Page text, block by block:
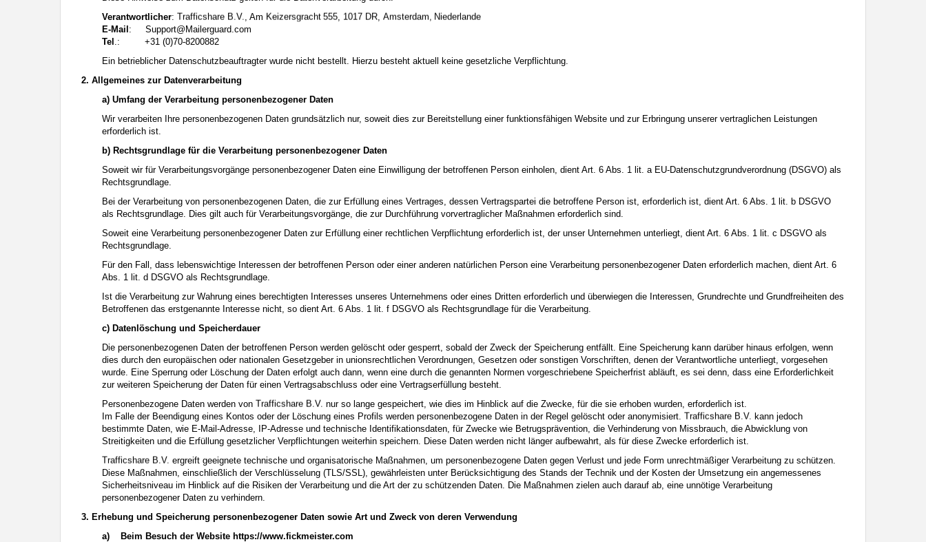
Interesse Ihres Kindes beurteilen und sich obiger Tips bedienen.
Sprechen Sie mit Ihren Kindern. Vermitteln Sie Ihren minderjährigen Kindern, dass sie Fremden, z. B. auf einer Chat-Website, nie persönliche Angaben machen sollen. Bringen Sie ihnen auch bei, dass viele
Menschen im Internet ihre wahre Identität verbergen und mit einer Kontaktaufnahme durchaus böswillige Absichten einhergehen können. Sagen Sie Ihren Kindern auch, dass sie sich nicht mit unbekannten anderen
Minderjährigen, die sie im Netz getroffen haben, verabreden sollen, ohne sich zuvor mit Ihnen beraten zu haben. Ferner empfiehlt es sich, Ihr Kind wissen zu lassen, dass es Sie unverzüglich informieren soll, wenn
eine Person im Internet Kontakt mit ihm aufnehmen will oder wenn Ihr Kind auf sexuell getönte Inhalte oder solche, die ihm Unbehagen verursachen, stößt.
Diese Website wird durch reCAPTCHA geschützt und es gelten die
Auf die Nutzung dieser Website finden die
Allgemeinen Geschäftsbedingungen
Datenschutzerklärungein. Wenn Sie sich auf der Website registrieren, willigen Sie zudem in die
Verantwortlicher: , Am ,
,
E-Mail : moc.draugreliaM@troppuS
Tel .: +31 (0)70-8200882
Ein betrieblicher Datenschutzbeauftragter wurde nicht bestellt. Hierzu besteht aktuell keine gesetzliche Verpflichtung.
2. Allgemeines zur Datenverarbeitung
a) Umfang der Verarbeitung personenbezogener Daten
Wir verarbeiten Ihre personenbezogenen Daten grundsätzlich nur, soweit dies zur Bereitstellung einer funktionsfähigen Website und zur Erbringung unserer vertraglichen Leistungen
erforderlich ist.
b) Rechtsgrundlage für die Verarbeitung personenbezogener Daten
Soweit wir für Verarbeitungsvorgänge personenbezogener Daten eine Einwilligung der betroffenen Person einholen, dient Art. 6 Abs. 1 lit. a EU-Datenschutzgrundverordnung (DSGVO) als
Rechtsgrundlage.
Bei der Verarbeitung von personenbezogenen Daten, die zur Erfüllung eines Vertrages, dessen Vertragspartei die betroffene Person ist, erforderlich ist, dient Art. 6 Abs. 1 lit. b DSGVO
als Rechtsgrundlage. Dies gilt auch für Verarbeitungsvorgänge, die zur Durchführung vorvertraglicher Maßnahmen erforderlich sind.
Soweit eine Verarbeitung personenbezogener Daten zur Erfüllung einer rechtlichen Verpflichtung erforderlich ist, der unser Unternehmen unterliegt, dient Art. 6 Abs. 1 lit. c DSGVO als
Rechtsgrundlage.
Für den Fall, dass lebenswichtige Interessen der betroffenen Person oder einer anderen natürlichen Person eine Verarbeitung personenbezogener Daten erforderlich machen, dient Art. 6
Abs. 1 lit. d DSGVO als Rechtsgrundlage.
Ist die Verarbeitung zur Wahrung eines berechtigten Interesses unseres Unternehmens oder eines Dritten erforderlich und überwiegen die Interessen, Grundrechte und Grundfreiheiten des
Betroffenen das erstgenannte Interesse nicht, so dient Art. 6 Abs. 1 lit. f DSGVO als Rechtsgrundlage für die Verarbeitung.
c) Datenlöschung und Speicherdauer
Die personenbezogenen Daten der betroffenen Person werden gelöscht oder gesperrt, sobald der Zweck der Speicherung entfällt. Eine Speicherung kann darüber hinaus erfolgen, wenn
dies durch den europäischen oder nationalen Gesetzgeber in unionsrechtlichen Verordnungen, Gesetzen oder sonstigen Vorschriften, denen der Verantwortliche unterliegt, vorgesehen
wurde. Eine Sperrung oder Löschung der Daten erfolgt auch dann, wenn eine durch die genannten Normen vorgeschriebene Speicherfrist abläuft, es sei denn, dass eine Erforderlichkeit
zur weiteren Speicherung der Daten für einen Vertragsabschluss oder eine Vertragserfüllung besteht.
Personenbezogene Daten werden von
nur so lange gespeichert, wie dies im Hinblick auf die Zwecke, für die sie erhoben wurden, erforderlich ist.
Im Falle der Beendigung eines Kontos oder der Löschung eines Profils werden personenbezogene Daten in der Regel gelöscht oder anonymisiert.
kann jedoch
bestimmte Daten, wie E-Mail-Adresse, IP-Adresse und technische Identifikationsdaten, für Zwecke wie Betrugsprävention, die Verhinderung von Missbrauch, die Abwicklung von
Streitigkeiten und die Erfüllung gesetzlicher Verpflichtungen weiterhin speichern. Diese Daten werden nicht länger aufbewahrt, als für diese Zwecke erforderlich ist.
ergreift geeignete technische und organisatorische Maßnahmen, um personenbezogene Daten gegen Verlust und jede Form unrechtmäßiger Verarbeitung zu schützen.
Diese Maßnahmen, einschließlich der Verschlüsselung (TLS/SSL), gewährleisten unter Berücksichtigung des Stands der Technik und der Kosten der Umsetzung ein angemessenes
Sicherheitsniveau im Hinblick auf die Risiken der Verarbeitung und die Art der zu schützenden Daten. Die Maßnahmen zielen auch darauf ab, eine unnötige Verarbeitung
personenbezogener Daten zu verhindern.
3. Erhebung und Speicherung personenbezogener Daten sowie Art und Zweck von deren Verwendung
a)
Beim Besuch der Website https://www.fickmeister.com